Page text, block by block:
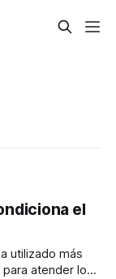
el
utilizado más
atender los